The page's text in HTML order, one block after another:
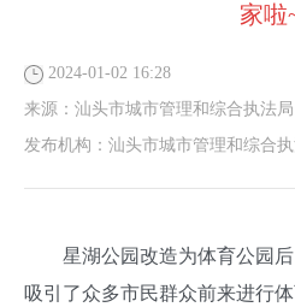
家啦
2024-01-02 16:28
来源： 汕头市城市管理和综合执法局
发布机构： 汕头市城市管理和综合
星湖公园改造为体育公园
吸引了众多市民群众前来进行